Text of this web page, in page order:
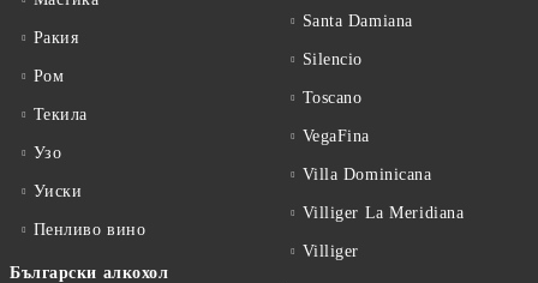
Ракия
Ром
Текила
Узо
Уиски
Пенливо вино
Български алкохол
Santa Damiana
Silencio
Toscano
VegaFina
Villa Dominicana
Villiger La Meridiana
Villiger